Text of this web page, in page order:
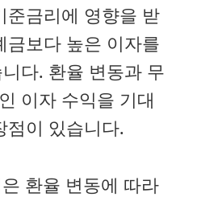
준금리에 영향을 받
금보다 높은 이자를
다. 환율 변동과 무
이자 수익을 기대
점이 있습니다.
환율 변동에 따라